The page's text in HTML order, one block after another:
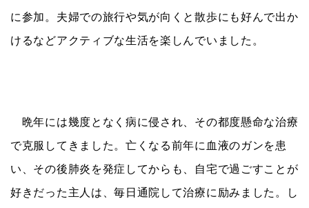
に参加。夫婦での旅行や気が向くと散歩にも好んで出か
けるなどアクティブな生活を楽しんでいました。
晩年には幾度となく病に侵され、その都度懸命な治療
で克服してきました。亡くなる前年に血液のガンを患
い、その後肺炎を発症してからも、自宅で過ごすことが
好きだった主人は、毎日通院して治療に励みました。し